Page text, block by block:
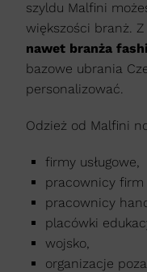
szyldu Malfini
większości branż.
nawet branża
bazowe ubrania
personalizować.
Odzież od Malfini
firmy usługowe,
pracownicy firm
pracownicy
placówki
wojsko,
organizacje